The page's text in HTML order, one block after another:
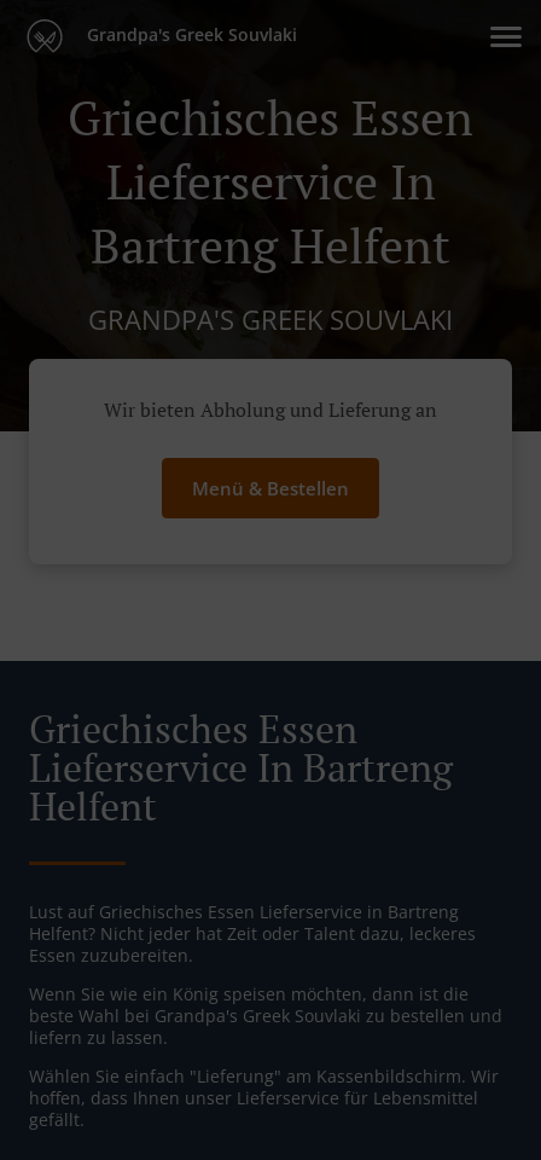
Grandpa's Greek Souvlaki
Griechisches Essen
Lieferservice In
Bartreng Helfent
GRANDPA'S GREEK SOUVLAKI
Wir bieten Abholung und Lieferung an
Menü & Bestellen
Griechisches Essen
Lieferservice In Bartreng
Helfent
Lust auf Griechisches Essen Lieferservice in Bartreng
Helfent? Nicht jeder hat Zeit oder Talent dazu, leckeres
Essen zuzubereiten.
Wenn Sie wie ein König speisen möchten, dann ist die
beste Wahl bei Grandpa's Greek Souvlaki zu bestellen und
liefern zu lassen.
Wählen Sie einfach "Lieferung" am Kassenbildschirm. Wir
hoffen, dass Ihnen unser Lieferservice für Lebensmittel
gefällt.